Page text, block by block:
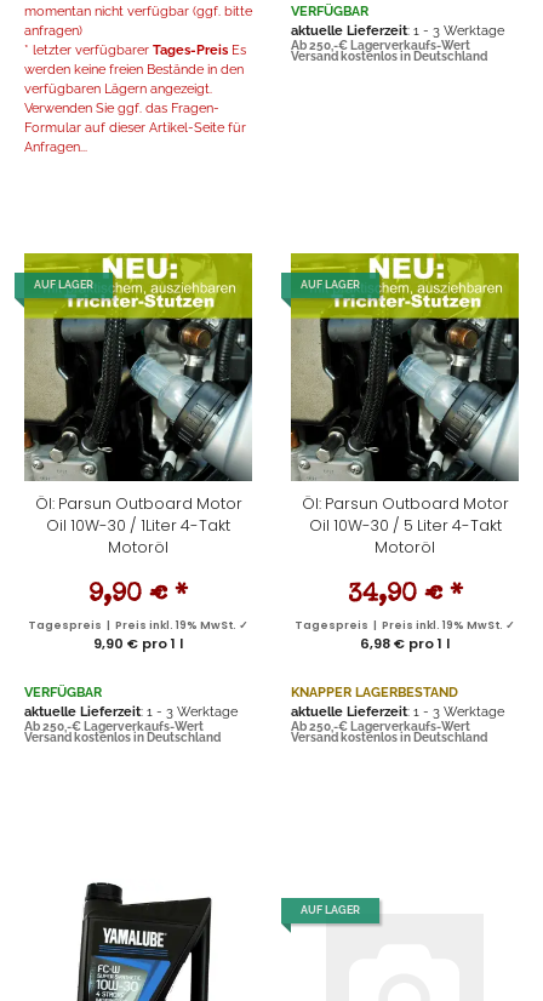
momentan nicht verfügbar (ggf. bitte
anfragen)
* letzter verfügbarer Tages-Preis Es
werden keine freien Bestände in den
verfügbaren Lägern angezeigt.
Verwenden Sie ggf. das Fragen-
Formular auf dieser Artikel-Seite für
Anfragen...
VERFÜGBAR
aktuelle Lieferzeit: 1 - 3 Werktage
Ab 250,-€ Lagerverkaufs-Wert
Versand kostenlos in Deutschland
AUF LAGER
Öl: Parsun Outboard Motor
Oil 10W-30 / 1Liter 4-Takt
Motoröl
9,90 € *
Tagespreis | Preis inkl. 19% MwSt. ✓
9,90 € pro 1 l
VERFÜGBAR
aktuelle Lieferzeit: 1 - 3 Werktage
Ab 250,-€ Lagerverkaufs-Wert
Versand kostenlos in Deutschland
AUF LAGER
Öl: Parsun Outboard Motor
Oil 10W-30 / 5 Liter 4-Takt
Motoröl
34,90 € *
Tagespreis | Preis inkl. 19% MwSt. ✓
6,98 € pro 1 l
KNAPPER LAGERBESTAND
aktuelle Lieferzeit: 1 - 3 Werktage
Ab 250,-€ Lagerverkaufs-Wert
Versand kostenlos in Deutschland
AUF LAGER